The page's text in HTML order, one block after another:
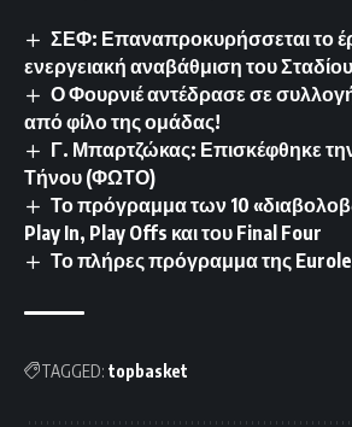
ΣΕΦ: Επαναπροκυρήσσεται το
ενεργειακή αναβάθμιση του Σταδίου
Ο Φουρνιέ αντέδρασε σε
από φίλο της ομάδας!
Γ. Μπαρτζώκας: Επισκέφθηκε
Τήνου (ΦΩΤΟ)
Το πρόγραμμα των 10
Play In, Play Offs και του Final Four
Το πλήρες πρόγραμμα της
TAGGED: topbasket